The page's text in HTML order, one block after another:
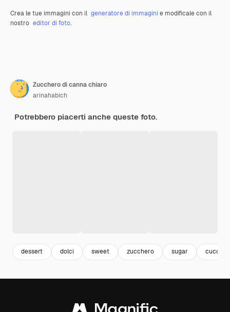
Crea le tue immagini con il generatore di immagini e modificale con il
nostro editor di foto.
Zucchero di canna chiaro
arinahabich
Potrebbero piacerti anche queste foto.
dessert dolci sweet zucchero sugar